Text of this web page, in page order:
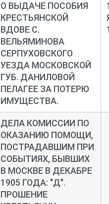
О ВЫДАЧЕ ПОСОБИЯ
КРЕСТЬЯНСКОЙ
ВДОВЕ С.
ВЕЛЬЯМИНОВА
СЕРПУХОВСКОГО
УЕЗДА МОСКОВСКОЙ
ГУБ. ДАНИЛОВОЙ
ПЕЛАГЕЕ ЗА ПОТЕРЮ
ИМУЩЕСТВА.
ДЕЛА КОМИССИИ ПО
ОКАЗАНИЮ ПОМОЩИ,
ПОСТРАДАВШИМ ПРИ
СОБЫТИЯХ, БЫВШИХ
В МОСКВЕ В ДЕКАБРЕ
1905 ГОДА: "Д".
ПРОШЕНИЕ